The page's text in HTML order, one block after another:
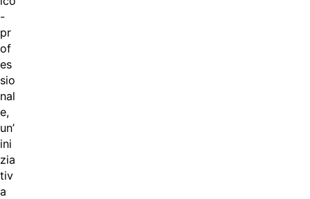
-
pr
of
es
sio
nal
e,
un’
ini
zia
tiv
a